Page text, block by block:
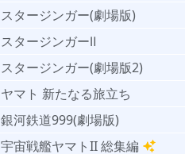
スタージンガー(劇場版)
スタージンガーⅡ
スタージンガー(劇場版2)
ヤマト 新たなる旅立ち
銀河鉄道999(劇場版)
宇宙戦艦ヤマトII 総集編